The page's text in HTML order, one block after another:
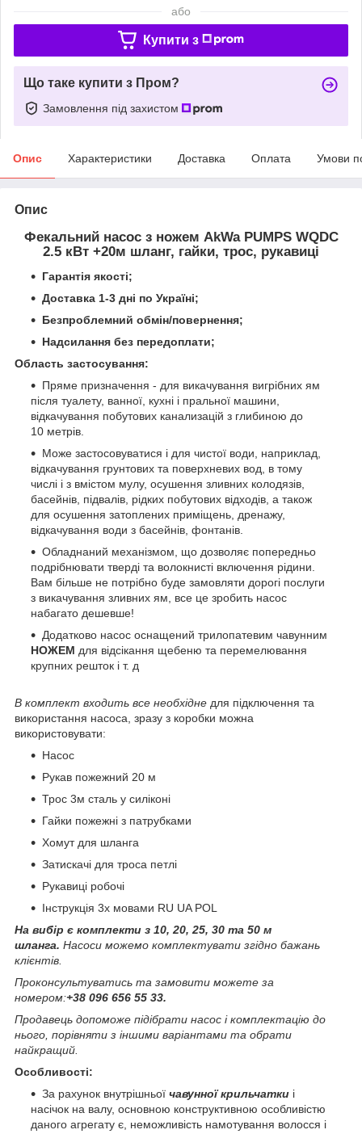
або
Купити з
Що таке купити з Пром?
Замовлення під захистом
Опис Характеристики Доставка Оплата Умови
Опис
Фекальний насос з ножем AkWa PUMPS WQDC
2.5 кВт +20м шланг, гайки, трос, рукавиці
Гарантія якості;
Доставка 1-3 дні по Україні;
Безпроблемний обмін/повернення;
Надсилання без передоплати;
Область застосування:
Пряме призначення - для викачування вигрібних ям
після туалету, ванної, кухні і пральної машини,
відкачування побутових канализацій з глибиною до
10 метрів.
Може застосовуватися і для чистої води, наприклад,
відкачування грунтових та поверхневих вод, в тому
числі і з вмістом мулу, осушення зливних колодязів,
басейнів, підвалів, рідких побутових відходів, а також
для осушення затоплених приміщень, дренажу,
відкачування води з басейнів, фонтанів.
Обладнаний механізмом, що дозволяє попередньо
подрібнювати тверді та волокнисті включення рідини.
Вам більше не потрібно буде замовляти дорогі послуги
з викачування зливних ям, все це зробить насос
набагато дешевше!
Додатково насос оснащений трилопатевим чавунним
НОЖЕМ для відсікання щебеню та перемелювання
крупних решток і т. д
В комплект входить все необхідне для підключення та
використання насоса, зразу з коробки можна
використовувати:
Насос
Рукав пожежний 20 м
Трос 3м сталь у силіконі
Гайки пожежні з патрубками
Хомут для шланга
Затискачі для троса петлі
Рукавиці робочі
Інструкція 3х мовами RU UA POL
На вибір є комплекти з 10, 20, 25, 30 та 50 м
шланга. Насоси можемо комплектувати згідно бажань
клієнтів.
Проконсультуватись та замовити можете за
номером:+38 096 656 55 33.
Продавець допоможе підібрати насос і комплектацію до
нього, порівняти з іншими варіантами та обрати
найкращий.
Особливості:
За рахунок внутрішньої чавунної крильчатки і
насічок на валу, основною конструктивною особливістю
даного агрегату є, неможливість намотування волосся і